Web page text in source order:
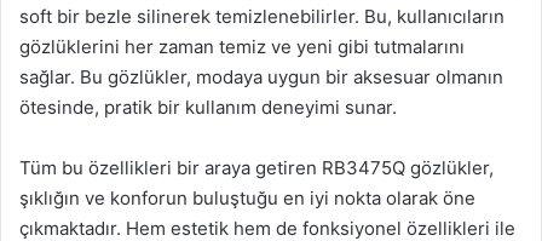
soft bir bezle silinerek temizlenebilirler. Bu, kullanıcıların
gözlüklerini her zaman temiz ve yeni gibi tutmalarını
sağlar. Bu gözlükler, modaya uygun bir aksesuar olmanın
ötesinde, pratik bir kullanım deneyimi sunar.
Tüm bu özellikleri bir araya getiren RB3475Q gözlükler,
şıklığın ve konforun buluştuğu en iyi nokta olarak öne
çıkmaktadır. Hem estetik hem de fonksiyonel özellikleri ile